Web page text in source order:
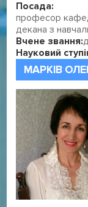
Посада:
професор
декана з
Вчене звання:
Науковий
МАРКІВ